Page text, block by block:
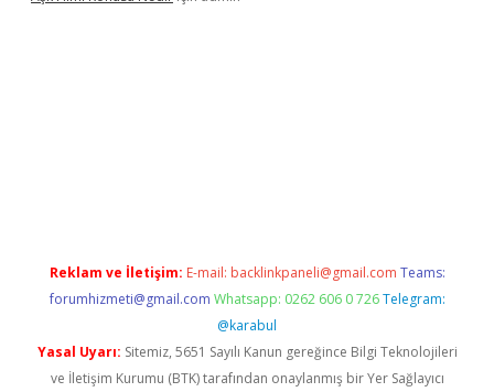
Reklam ve İletişim: E-mail: backlinkpaneli@gmail.com Teams:
forumhizmeti@gmail.com Whatsapp: 0262 606 0 726 Telegram:
@karabul
Yasal Uyarı: Sitemiz, 5651 Sayılı Kanun gereğince Bilgi Teknolojileri
ve İletişim Kurumu (BTK) tarafından onaylanmış bir Yer Sağlayıcı